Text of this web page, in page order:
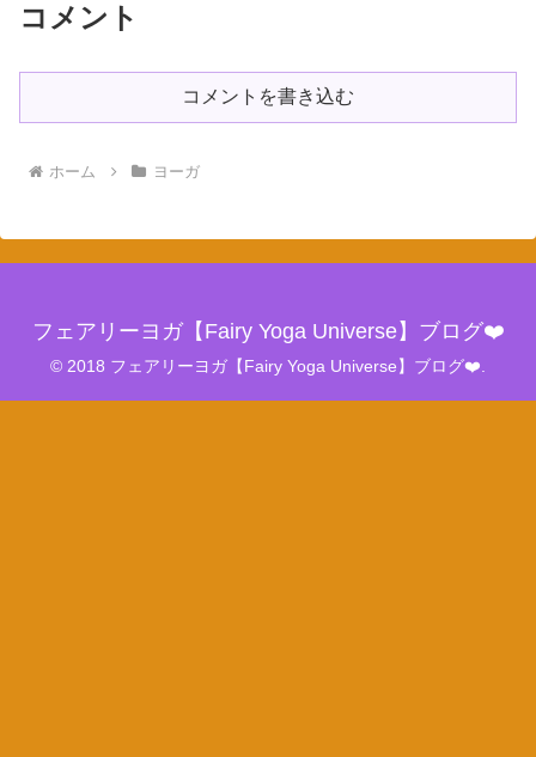
コメント
コメントを書き込む
ホーム ヨーガ
フェアリーヨガ【Fairy Yoga Universe】ブログ❤️
© 2018 フェアリーヨガ【Fairy Yoga Universe】ブログ❤️.